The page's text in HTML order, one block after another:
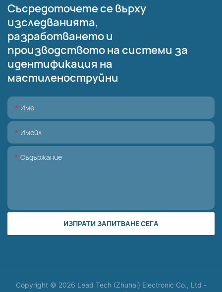
Съсредоточете се върху
изследванията,
разработването и
производството на системи за
идентификация на
мастиленоструйни
Име
Имейл
Съдържание
ИЗПРАТИ ЗАПИТВАНЕ СЕГА
Copyright © 2026 Lead Tech (Zhuhai) Electronic Co., Ltd -